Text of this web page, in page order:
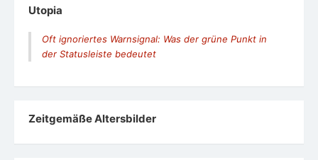
Utopia
Oft ignoriertes Warnsignal: Was der grüne Punkt in
der Statusleiste bedeutet
Zeit­ge­mäße Alters­bil­der